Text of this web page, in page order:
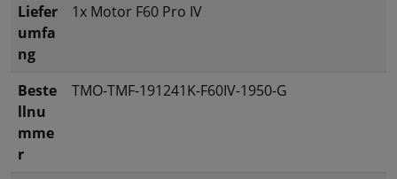
Liefer
umfa
ng
1x Motor F60 Pro IV
Beste
llnu
mme
r
TMO-TMF-191241K-F60IV-1950-G